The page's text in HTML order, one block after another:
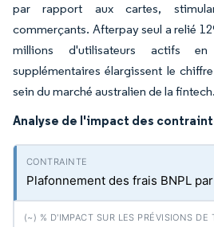
par rapport aux cartes,
commerçants. Afterpay seul a relié
millions d'utilisateurs actifs
supplémentaires élargissent le
sein du marché australien de la fintech.
Analyse de l'impact des
Plafonnement des frais BNPL